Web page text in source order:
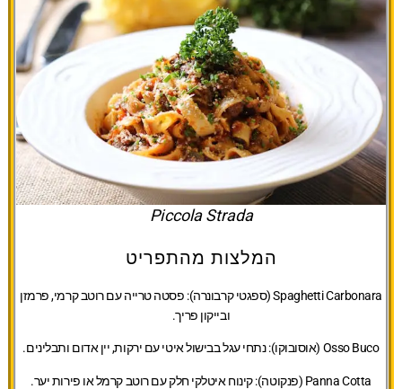
Piccola Strada
המלצות מהתפריט
Spaghetti Carbonara (ספגטי קרבונרה):
פסטה טרייה עם רוטב קרמי, פרמזן
ובייקון פריך.
Osso Buco (אוסובוקו): נתחי עגל בבישול איטי עם ירקות, יין אדום ותבלינים.
Panna Cotta (פנקוטה): קינוח איטלקי חלק עם רוטב קרמל או פירות יער.